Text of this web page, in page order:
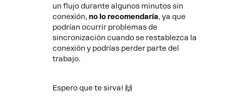
un flujo durante algunos minutos sin
conexión, no lo recomendaría, ya que
podrían ocurrir problemas de
sincronización cuando se restablezca la
conexión y podrías perder parte del
trabajo.
Espero que te sirva! 🙌